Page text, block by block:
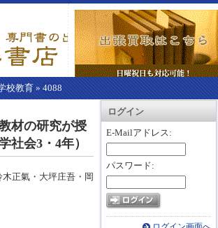
校教育 » 4088
カートを見る
ログイン
E-Mailアドレス:
パスワード:
材の研究が授
社会3・4年）
正氣・大坪庄吾・岡